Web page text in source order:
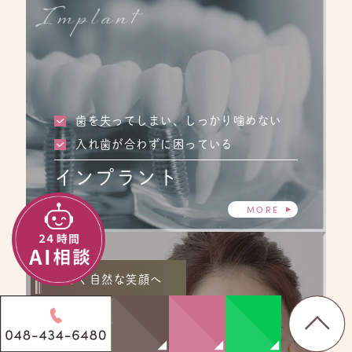
Implant
歯を失ってしまい、しっかり噛めない
入れ歯が合わずに困っている
インプラント
MORE
美しく自然な笑顔へ
Cosmetic